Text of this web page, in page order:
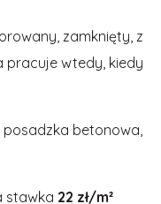
zamknięty, z
pracuje wtedy, kiedy
posadzka betonowa,
stawka 22 zł/m²